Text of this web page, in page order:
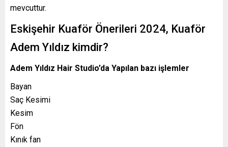
mevcuttur.
Eskişehir Kuaför Önerileri 2024, Kuaför
Adem Yıldız kimdir?
Adem Yıldız Hair Studio’da Yapılan bazı işlemler
Bayan
Saç Kesimi
Kesim
Fön
Kınık fan